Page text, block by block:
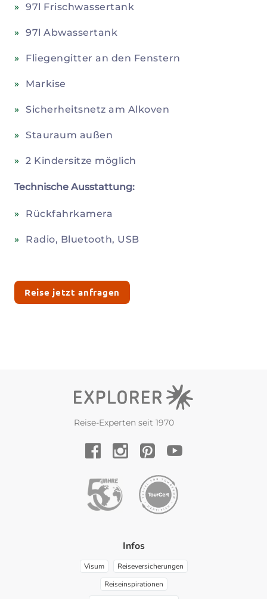
97l Frischwassertank
97l Abwassertank
Fliegengitter an den Fenstern
Markise
Sicherheitsnetz am Alkoven
Stauraum außen
2 Kindersitze möglich
Technische Ausstattung:
Rückfahrkamera
Radio, Bluetooth, USB
Reise jetzt anfragen
Reise-Experten seit 1970
Infos
Visum
Reiseversicherungen
Reiseinspirationen